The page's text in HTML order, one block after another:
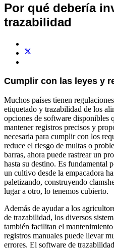
Por qué debería
trazabilidad
Cumplir con las leyes y
Muchos países tienen
etiquetado y trazabilidad de los
opciones de software disponibles
mantener registros precisos y
necesaria para cumplir con los
reduce el riesgo de multas o
barras, ahora puede rastrear un
hasta su destino. Es fundamental
un cultivo desde la empacadora
paletizando, construyendo
lugar a otro, lo tenemos cubierto.
Además de ayudar a los
de trazabilidad, los diversos
también facilitan el
registros manuales puede llevar
errores. El software de